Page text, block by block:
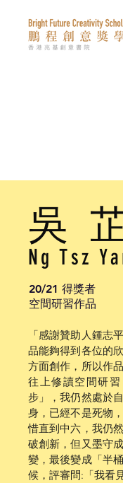
吳
Ng Tsz
20/21 得獎者
空間研習作品
「感謝贊助人鍾志
品能夠得到各位的
方面創作，所以作
往上修讀空間研
步」，我仍然處於
身，已經不是死物
惜直到中六，我仍
破創新，但又墨守
變，最後變成「半
候，評審問:「我看